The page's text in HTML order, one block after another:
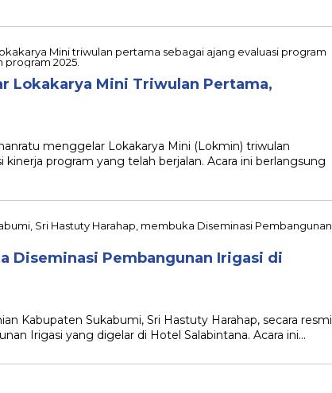
Lokakarya Mini Triwulan Pertama,
menggelar Lokakarya Mini (Lokmin) triwulan
program yang telah berjalan. Acara ini berlangsung
Diseminasi Pembangunan Irigasi di
Kabupaten Sukabumi, Sri Hastuty Harahap, secara resmi
Irigasi yang digelar di Hotel Salabintana. Acara ini…